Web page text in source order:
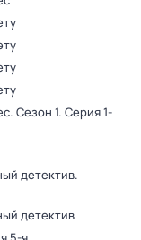
. Сезон 1. Серия 1-
детектив.
детектив